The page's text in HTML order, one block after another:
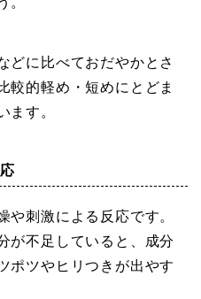
どに比べておだやかとさ
較的軽め・短めにとどま
ます。
や刺激による反応です。
が不足していると、成分
ポツやヒリつきが出やす